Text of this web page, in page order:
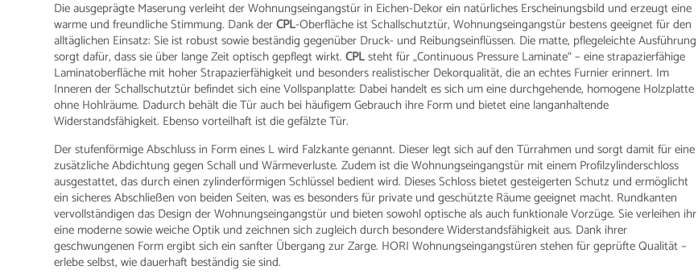
Die ausgeprägte Maserung verleiht der Wohnungseingangstür in Eichen-Dekor ein natürliches Erscheinungsbild und erzeugt eine
warme und freundliche Stimmung. Dank derCPL-Oberfläche ist Schallschutztür, Wohnungseingangstür bestens geeignet für den
alltäglichen Einsatz: Sie ist robust sowie beständig gegenüber Druck- und Reibungseinflüssen. Die matte, pflegeleichte Ausführung
sorgt dafür, dass sie über lange Zeit optisch gepflegt wirkt.CPLsteht für „Continuous Pressure Laminate“ – eine strapazierfähige
Laminatoberfläche mit hoher Strapazierfähigkeit und besonders realistischer Dekorqualität, die an echtes Furnier erinnert. Im
Inneren der Schallschutztür befindet sich eine Vollspanplatte: Dabei handelt es sich um eine durchgehende, homogene Holzplatte
ohne Hohlräume. Dadurch behält die Tür auch bei häufigem Gebrauch ihre Form und bietet eine langanhaltende
Widerstandsfähigkeit. Ebenso vorteilhaft ist die gefälzte Tür.
Der stufenförmige Abschluss in Form eines L wird Falzkante genannt. Dieser legt sich auf den Türrahmen und sorgt damit für eine
zusätzliche Abdichtung gegen Schall und Wärmeverluste. Zudem ist die Wohnungseingangstür mit einem Profilzylinderschloss
ausgestattet, das durch einen zylinderförmigen Schlüssel bedient wird. Dieses Schloss bietet gesteigerten Schutz und ermöglicht
ein sicheres Abschließen von beiden Seiten, was es besonders für private und geschützte Räume geeignet macht. Rundkanten
vervollständigen das Design der Wohnungseingangstür und bieten sowohl optische als auch funktionale Vorzüge. Sie verleihen ihr
eine moderne sowie weiche Optik und zeichnen sich zugleich durch besondere Widerstandsfähigkeit aus. Dank ihrer
geschwungenen Form ergibt sich ein sanfter Übergang zur Zarge. HORI Wohnungseingangstüren stehen für geprüfte Qualität –
erlebe selbst, wie dauerhaft beständig sie sind.